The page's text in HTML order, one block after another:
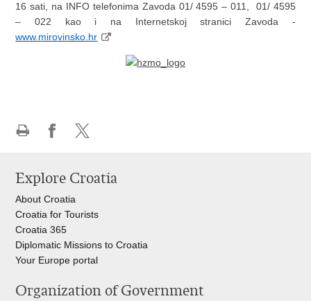
16 sati, na INFO telefonima Zavoda 01/ 4595 – 011, 01/ 4595
– 022 kao i na Internetskoj stranici Zavoda -
www.mirovinsko.hr
page
Facebook
X
Explore Croatia
About Croatia
Croatia for Tourists
Croatia 365
Diplomatic Missions to Croatia
Your Europe portal​
Organization of Government